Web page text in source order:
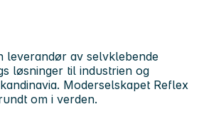
leverandør av selvklebende
løsninger til industrien og
Moderselskapet Reflex
om i verden.